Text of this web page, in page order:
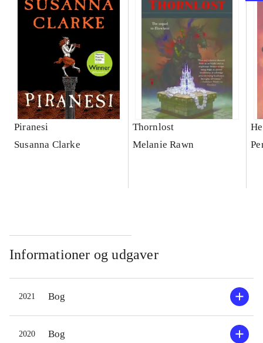
Piranesi
Susanna Clarke
Thornlost
Melanie Rawn
Informationer og udgaver
2021 Bog
2020 Bog